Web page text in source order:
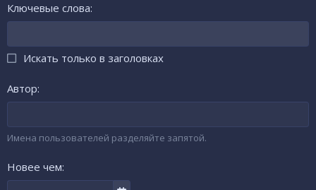
Ключевые слова
Искать только в заголовках
Автор
Имена пользователей разделяйте запятой.
Новее чем